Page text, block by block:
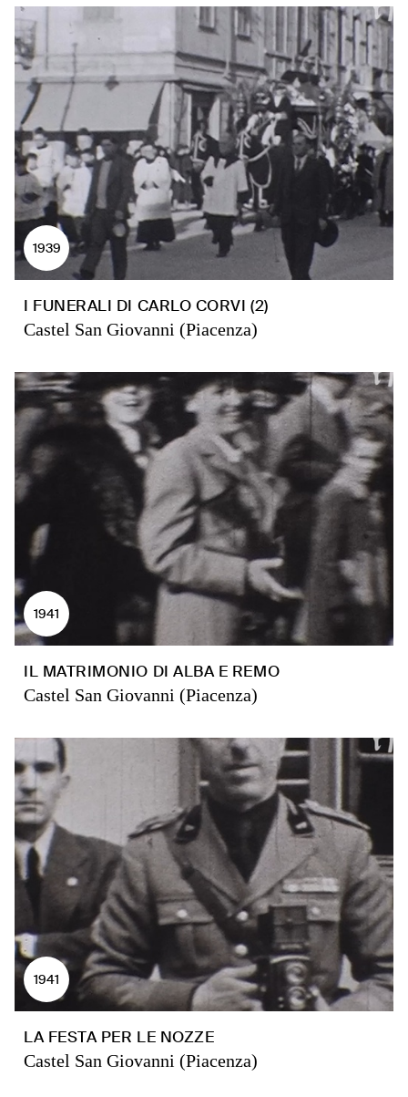
1939
I FUNERALI DI CARLO CORVI (2)
Castel San Giovanni (Piacenza)
1941
IL MATRIMONIO DI ALBA E REMO
Castel San Giovanni (Piacenza)
1941
LA FESTA PER LE NOZZE
Castel San Giovanni (Piacenza)